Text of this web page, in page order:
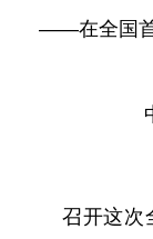
——在全国首
召开这次